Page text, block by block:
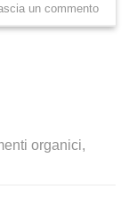
un commento
organici,